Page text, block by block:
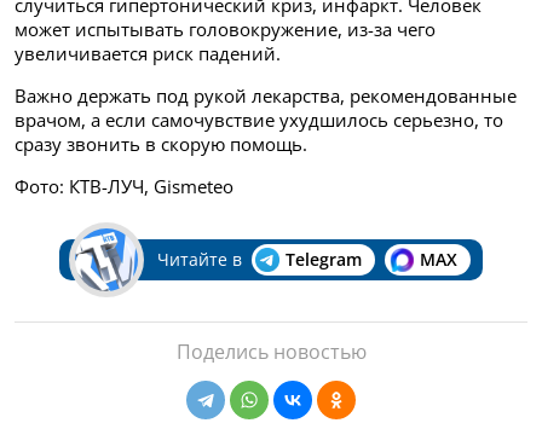
случиться гипертонический криз, инфаркт. Человек
может испытывать головокружение, из-за чего
увеличивается риск падений.
Важно держать под рукой лекарства, рекомендованные
врачом, а если самочувствие ухудшилось серьезно, то
сразу звонить в скорую помощь.
Фото: КТВ-ЛУЧ, Gismeteo
Читайте в Telegram MAX
Поделись новостью